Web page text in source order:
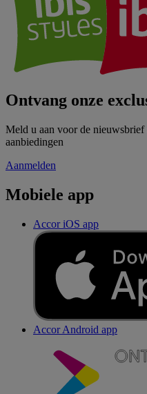
Ontvang onze
Meld u aan voor de nieuwsbrief
aanbiedingen
Aanmelden
Mobiele app
Accor iOS app
Accor Android app